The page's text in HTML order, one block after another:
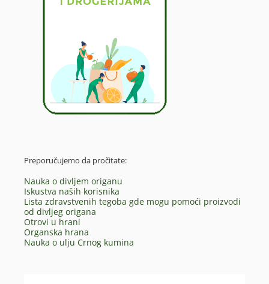
Preporučujemo da pročitate:
Nauka o divljem origanu
Iskustva naših korisnika
Lista zdravstvenih tegoba gde mogu pomoći proizvodi
od divljeg origana
Otrovi u hrani
Organska hrana
Nauka o ulju Crnog kumina